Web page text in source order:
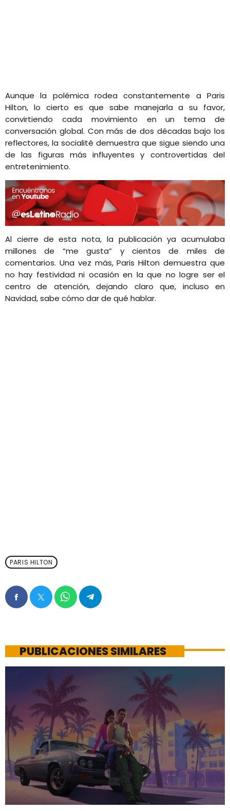
Aunque la polémica rodea constantemente a Paris
Hilton, lo cierto es que sabe manejarla a su favor,
convirtiendo cada movimiento en un tema de
conversación global. Con más de dos décadas bajo los
reflectores, la socialité demuestra que sigue siendo una
de las figuras más influyentes y controvertidas del
entretenimiento.
Al cierre de esta nota, la publicación ya acumulaba
millones de “me gusta” y cientos de miles de
comentarios. Una vez más, Paris Hilton demuestra que
no hay festividad ni ocasión en la que no logre ser el
centro de atención, dejando claro que, incluso en
Navidad, sabe cómo dar de qué hablar.
PARIS HILTON
PUBLICACIONES SIMILARES